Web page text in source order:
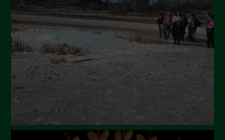
Luglio 2024
Maggio 2024
Aprile 2024
Marzo 2024
Febbraio 2024